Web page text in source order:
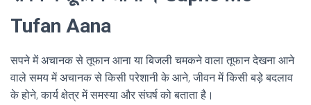
Tufan Aana
सपने में अचानक से तूफान आना या बिजली चमकने वाला तूफान देखना आने
वाले समय में अचानक से किसी परेशानी के आने, जीवन में किसी बड़े बदलाव
के होने, कार्य क्षेत्र में समस्या और संघर्ष को बताता है।